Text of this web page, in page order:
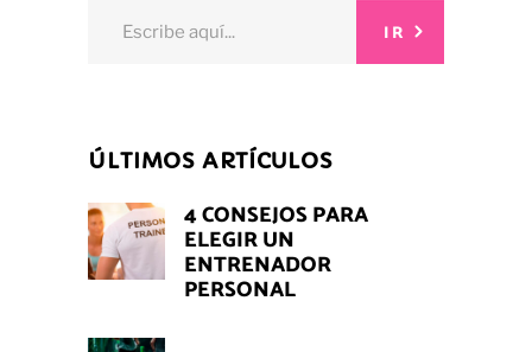
IR
ÚLTIMOS ARTÍCULOS
4 CONSEJOS PARA
ELEGIR UN
ENTRENADOR
PERSONAL